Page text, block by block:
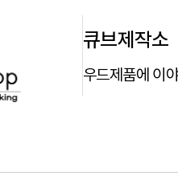
큐브제작소
우드제품에 이